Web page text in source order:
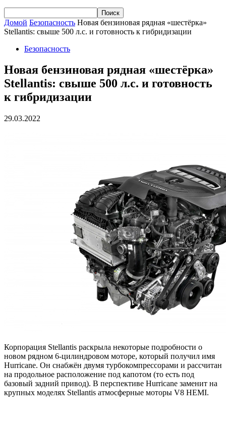
Домой Безопасность Новая бензиновая рядная «шестёрка»
Stellantis: свыше 500 л.с. и готовность к гибридизации
Безопасность
Новая бензиновая рядная «шестёрка»
Stellantis: свыше 500 л.с. и готовность
к гибридизации
29.03.2022
Корпорация Stellantis раскрыла некоторые подробности о
новом рядном 6-цилиндровом моторе, который получил имя
Hurricane. Он снабжён двумя турбокомпрессорами и рассчитан
на продольное расположение под капотом (то есть под
базовый задний привод). В перспективе Hurricane заменит на
крупных моделях Stellantis атмосферные моторы V8 HEMI.